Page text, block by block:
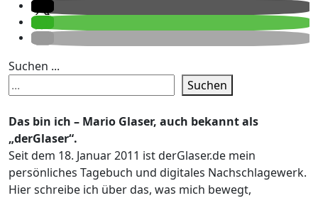
Suchen ...
Suchen
Das bin ich – Mario Glaser, auch bekannt als
„derGlaser“.
Seit dem 18. Januar 2011 ist derGlaser.de mein
persönliches Tagebuch und digitales Nachschlagewerk.
Hier schreibe ich über das, was mich bewegt,